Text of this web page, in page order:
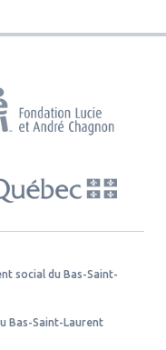
social du Bas-Saint-
Bas-Saint-Laurent